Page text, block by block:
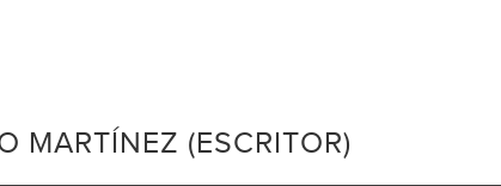
MARTÍNEZ (ESCRITOR)